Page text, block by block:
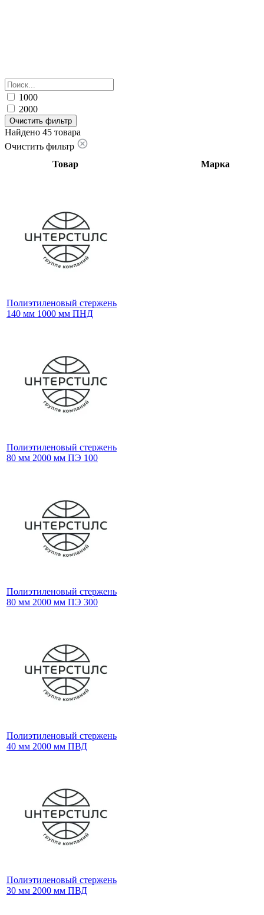
1000
2000
Очистить фильтр
Найдено 45 товара
Очистить фильтр
Товар
Марка
Полиэтиленовый стержень
140 мм 1000 мм ПНД
Полиэтиленовый стержень
80 мм 2000 мм ПЭ 100
Полиэтиленовый стержень
80 мм 2000 мм ПЭ 300
Полиэтиленовый стержень
40 мм 2000 мм ПВД
Полиэтиленовый стержень
30 мм 2000 мм ПВД